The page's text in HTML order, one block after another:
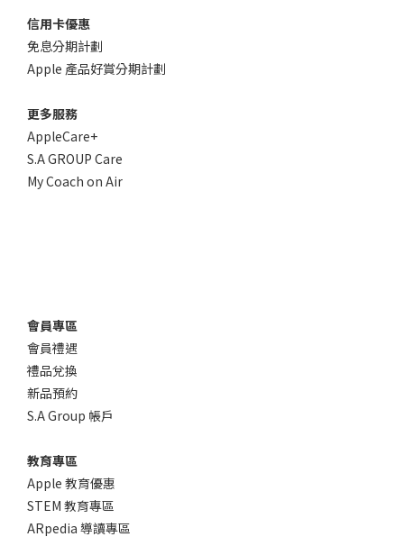
信用卡優惠
免息分期計劃
Apple 產品好賞分期計劃
更多服務
AppleCare+
S.A GROUP Care
My Coach on Air
會員專區
會員禮遇
禮品兌換
新品預約
S.A Group 帳戶
教育專區
Apple 教育優惠
STEM 教育專區
ARpedia 導讀專區